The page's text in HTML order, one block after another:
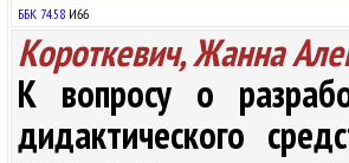
ББК 74.58 И66
Короткевич, Жанна
К вопросу о
дидактического